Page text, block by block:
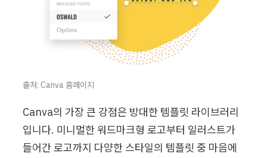
출처: Canva 홈페이지
Canva의 가장 큰 강점은 방대한 템플릿 라이브러리
입니다. 미니멀한 워드마크형 로고부터 일러스트가
들어간 로고까지 다양한 스타일의 템플릿 중 마음에